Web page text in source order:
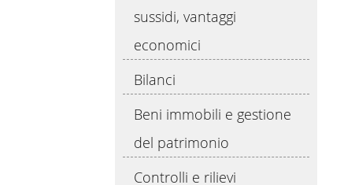
sussidi, vantaggi
economici
Bilanci
Beni immobili e gestione
del patrimonio
Controlli e rilievi